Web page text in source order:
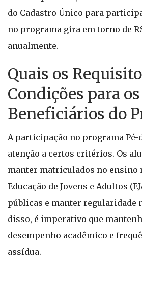
do Cadastro Único para
no programa gira em torno de
anualmente.
Quais os
Condições para os
Beneficiários do
A participação no programa Pé-
atenção a certos critérios. Os
manter matriculados no ensino
Educação de Jovens e Adultos
públicas e manter regularidade
disso, é imperativo que
desempenho acadêmico e
assídua.